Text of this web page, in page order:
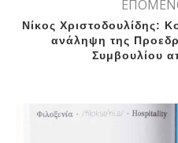
Νίκος Χριστοδουλίδης:
ανάληψη της
Συμβουλίου